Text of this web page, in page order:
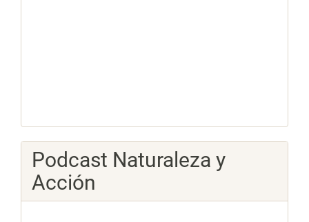
Podcast Naturaleza y
Acción